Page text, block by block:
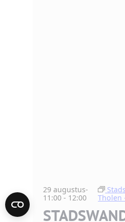
29 augustus-
11:00- 12:00
Tholen